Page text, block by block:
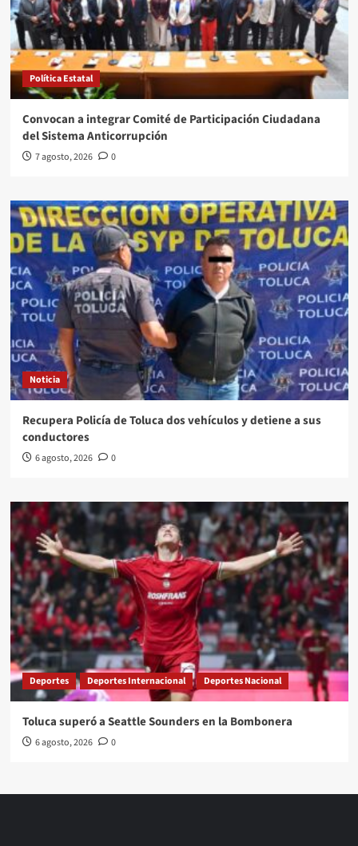
Política Estatal
Convocan a integrar Comité de Participación Ciudadana
del Sistema Anticorrupción
7 agosto, 2026 0
Noticia
Recupera Policía de Toluca dos vehículos y detiene a sus
conductores
6 agosto, 2026 0
Deportes Deportes Internacional Deportes Nacional
Toluca superó a Seattle Sounders en la Bombonera
6 agosto, 2026 0